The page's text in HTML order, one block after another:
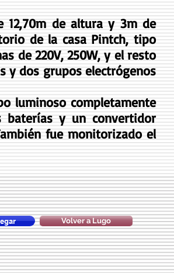
de altura y 3m de
de la casa Pintch, tipo
de 220V, 250W, y el resto
y dos grupos electrógenos
luminoso completamente
baterías y un convertidor
fue monitorizado el
Volver a Lugo